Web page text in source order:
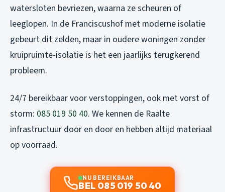
watersloten bevriezen, waarna ze scheuren of
leeglopen. In de Franciscushof met moderne isolatie
gebeurt dit zelden, maar in oudere woningen zonder
kruipruimte-isolatie is het een jaarlijks terugkerend
probleem.
24/7 bereikbaar voor verstoppingen, ook met vorst of
storm: 085 019 50 40. We kennen de Raalte
infrastructuur door en door en hebben altijd materiaal
op voorraad.
NU BEREIKBAAR
BEL 085 019 50 40